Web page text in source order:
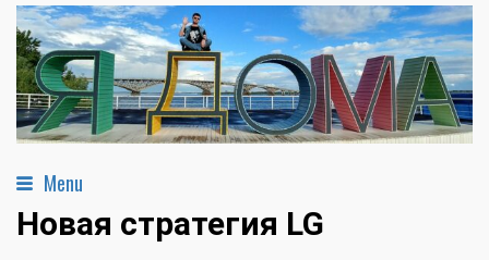
Menu
Новая стратегия LG